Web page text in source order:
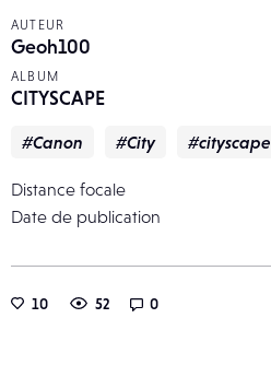
AUTEUR
Geoh100
ALBUM
CITYSCAPE
#Canon #City #cityscape
Distance focale
Date de publication
10 52 0